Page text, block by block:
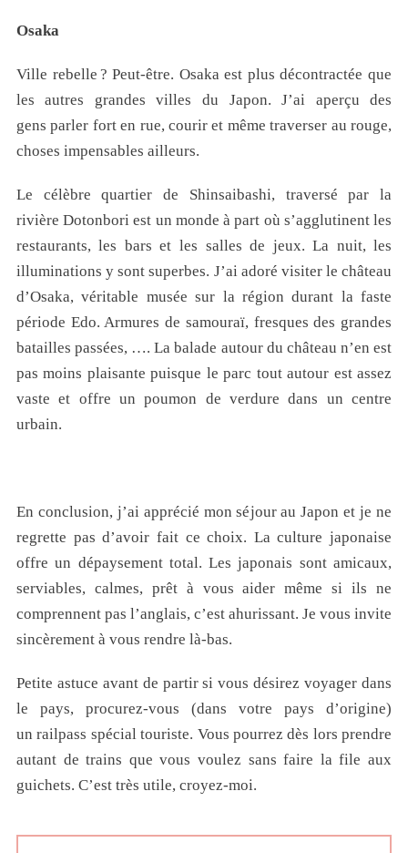
Osaka
Ville rebelle ? Peut-être. Osaka est plus décontractée que
les autres grandes villes du Japon. J’ai aperçu des
gens parler fort en rue, courir et même traverser au rouge,
choses impensables ailleurs.
Le célèbre quartier de Shinsaibashi, traversé par la
rivière Dotonbori est un monde à part où s’agglutinent les
restaurants, les bars et les salles de jeux. La nuit, les
illuminations y sont superbes. J’ai adoré visiter le château
d’Osaka, véritable musée sur la région durant la faste
période Edo. Armures de samouraï, fresques des grandes
batailles passées, …. La balade autour du château n’en est
pas moins plaisante puisque le parc tout autour est assez
vaste et offre un poumon de verdure dans un centre
urbain.
En conclusion, j’ai apprécié mon séjour au Japon et je ne
regrette pas d’avoir fait ce choix. La culture japonaise
offre un dépaysement total. Les japonais sont amicaux,
serviables, calmes, prêt à vous aider même si ils ne
comprennent pas l’anglais, c’est ahurissant. Je vous invite
sincèrement à vous rendre là-bas.
Petite astuce avant de partir si vous désirez voyager dans
le pays, procurez-vous (dans votre pays d’origine)
un railpass spécial touriste. Vous pourrez dès lors prendre
autant de trains que vous voulez sans faire la file aux
guichets. C’est très utile, croyez-moi.